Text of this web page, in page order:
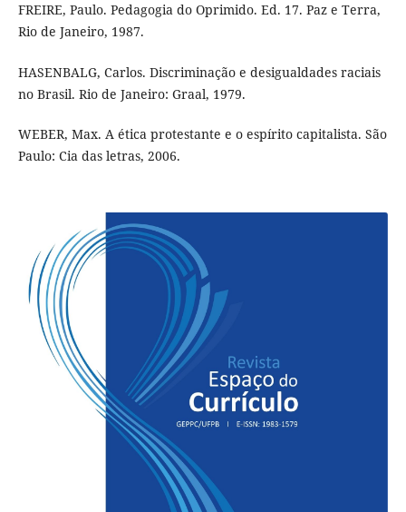
FREIRE, Paulo. Pedagogia do Oprimido. Ed. 17. Paz e Terra,
Rio de Janeiro, 1987.
HASENBALG, Carlos. Discriminação e desigualdades raciais
no Brasil. Rio de Janeiro: Graal, 1979.
WEBER, Max. A ética protestante e o espírito capitalista. São
Paulo: Cia das letras, 2006.